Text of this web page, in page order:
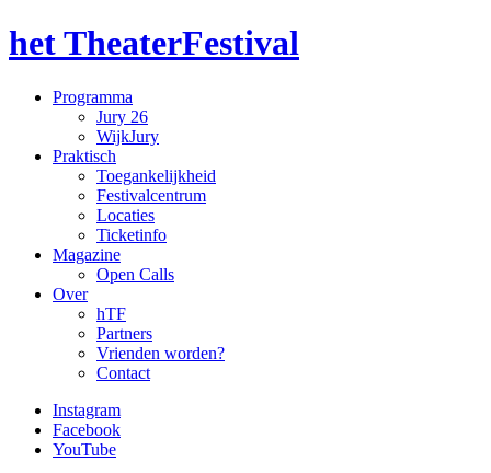
het TheaterFestival
Programma
Jury 26
WijkJury
Praktisch
Toegankelijkheid
Festivalcentrum
Locaties
Ticketinfo
Magazine
Open Calls
Over
hTF
Partners
Vrienden worden?
Contact
Instagram
Facebook
YouTube